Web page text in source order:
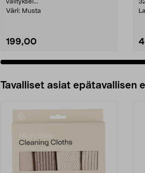
välityksel...
Väri: Musta
199,00
Tavalliset asiat epätavallisen